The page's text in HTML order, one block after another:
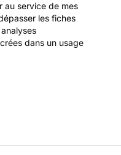
au service de mes
les fiches
dans un usage